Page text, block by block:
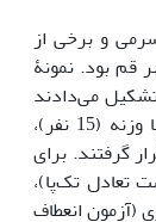
و برخی از
قم بود. نمونۀ
60 سال شهر قم تشکیل می‌دادند
که در گروه‌های تمرین هوازی (15 نفر)، کار با وزنه (15 نفر)،
نفر) و کنترل (15 نفر) قرار گرفتند. برای
تعادل تک‌پا)،
(آزمون انعطاف